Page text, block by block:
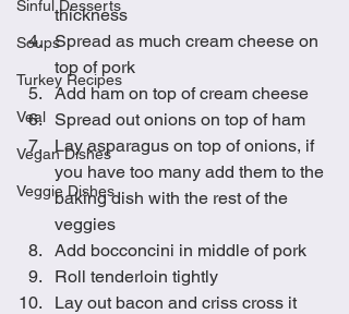
Sinful Desserts
Soups
Turkey Recipes
Veal
Vegan Dishes
Veggie Dishes
thickness
Spread as much cream cheese on
top of pork
Add ham on top of cream cheese
Spread out onions on top of ham
Lay asparagus on top of onions, if
you have too many add them to the
baking dish with the rest of the
veggies
Add bocconcini in middle of pork
Roll tenderloin tightly
Lay out bacon and criss cross it